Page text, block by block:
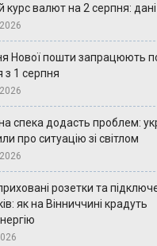
курс валют на 2 серпня:
Нової пошти запрацюють
з 1 серпня
спека додасть проблем:
про ситуацію зі світлом
розетки та
як на Вінниччині крадуть